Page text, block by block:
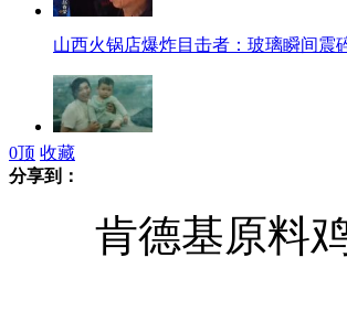
山西火锅店爆炸目击者：玻璃瞬间震
“痴父”寻女18载 苦守老屋等待
0顶 收藏
分享到：
肯德基原料鸡